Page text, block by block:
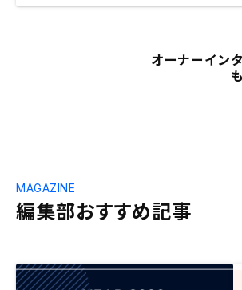
オーナーイン
編集部おすすめ記事
MAGAZINE